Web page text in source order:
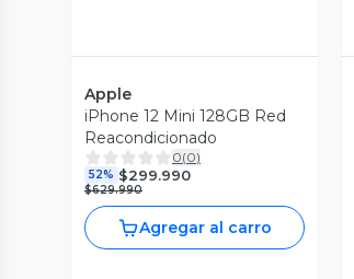
Apple
iPhone 12 Mini 128GB Red
Reacondicionado
0(0)
52% $299.990
$629.990
Agregar al carro